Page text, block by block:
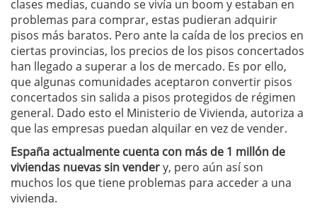
clases medias, cuando se vivía un boom y estaban en
problemas para comprar, estas pudieran adquirir
pisos más baratos. Pero ante la caída de los precios en
ciertas provincias, los precios de los pisos concertados
han llegado a superar a los de mercado. Es por ello,
que algunas comunidades aceptaron convertir pisos
concertados sin salida a pisos protegidos de régimen
general. Dado esto el Ministerio de Vivienda, autoriza a
que las empresas puedan alquilar en vez de vender.
España actualmente cuenta con más de 1 millón de
viviendas nuevas sin vendery, pero aún así son
muchos los que tiene problemas para acceder a una
vivienda.